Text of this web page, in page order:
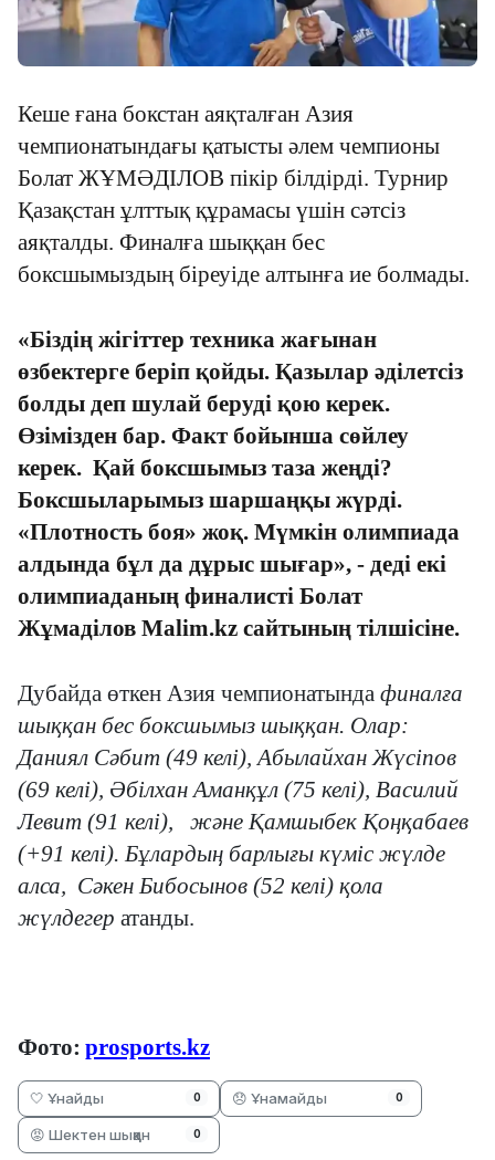
Кеше ғана бокстан аяқталған Азия
чемпионатындағы қатысты әлем чемпионы
Болат ЖҰМӘДІЛОВ пікір білдірді. Турнир
Қазақстан ұлттық құрамасы үшін сәтсіз
аяқталды. Финалға шыққан бес
боксшымыздың біреуіде алтынға ие болмады.
«Біздің жігіттер техника жағынан
өзбектерге беріп қойды. Қазылар әділетсіз
болды деп шулай беруді қою керек.
Өзімізден бар. Факт бойынша сөйлеу
керек. Қай боксшымыз таза жеңді?
Боксшыларымыз шаршаңқы жүрді.
«Плотность боя» жоқ. Мүмкін олимпиада
алдында бұл да дұрыс шығар», - деді екі
олимпиаданың финалисті Болат
Жұмаділов Мalim.kz сайтының тілшісіне.
Дубайда өткен Азия чемпионатында финалға
шыққан бес боксшымыз шыққан. Олар:
Даниял Сәбит (49 келі), Абылайхан Жүсіпов
(69 келі), Әбілхан Аманқұл (75 келі), Василий
Левит (91 келі),
және Қамшыбек Қоңқабаев
(+91 келі). Бұлардың барлығы күміс жүлде
алса, Сәкен Бибосынов (52 келі) қола
жүлдегер атанды.
Фото: prosports.kz
🤍 Ұнайды 0 😞 Ұнамайды 0
😡 Шектен шыққан 0